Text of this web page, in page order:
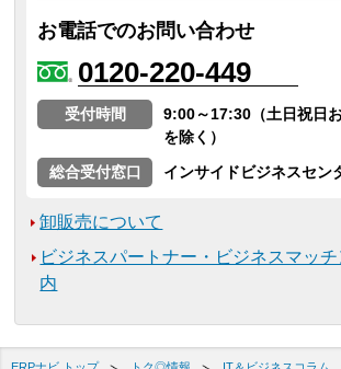
お電話でのお問い合わせ
0120-220-449
受付時間
9:00～17:30（土日祝日
を除く）
総合受付窓口
インサイドビジネスセン
卸販売について
ビジネスパートナー・ビジネスマッ
内
ERPナビ トップ トク◎情報 IT＆ビジネスコラム